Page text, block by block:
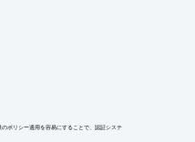
ポリシー適用を容易にすることで、認証システ